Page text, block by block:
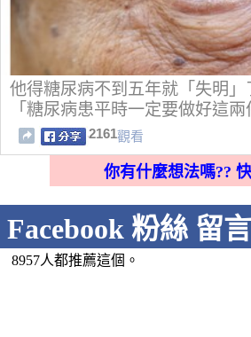
他得糖尿病不到五年就「失明」
「糖尿病患平時一定要做好這兩
2161觀看
你有什麼想法嗎??
Facebook 粉絲 留
8957人都推薦這個。